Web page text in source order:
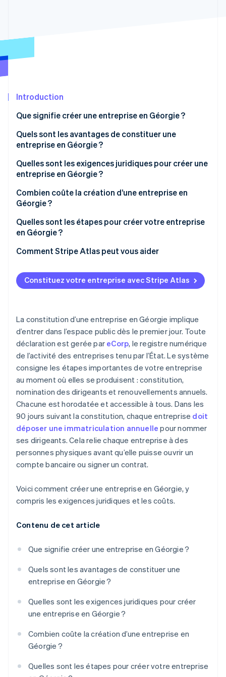
Constitution de start-up
Identity
Stripe Sessions 2026
Découvrez comment Stripe construit l’infrastructure
Introduction
Que signifie créer une entreprise en Géorgie ?
Quels sont les avantages de constituer une
entreprise en Géorgie ?
Quelles sont les exigences juridiques pour créer une
entreprise en Géorgie ?
Dénomination sociale et suffixe
Statuts constitutifs
Agent agréé
Immatriculations initiale et annuelle
Combien coûte la création d’une entreprise en
Géorgie ?
Quelles sont les étapes pour créer votre entreprise
en Géorgie ?
Choisir la structure juridique dont vous avez besoin
Choisir un nom que l’État acceptera
Définir votre agent agréé en Géorgie
Organiser la corporation sur le papier le jour même
Déposer l’immatriculation annuelle initiale
Conserver un statut en règle de manière prévisible
Maintenir l’exactitude du registre public et la
propreté de vos registres internes
Comment Stripe Atlas peut vous aider
S’inscrire sur Atlas
Accepter des paiements et effectuer des
Achat dématérialisé des actions du fondateur
Déclaration fiscale automatique au titre de
l’article 83(b)
Documents juridiques d’entreprise de classe
mondiale
Une année gratuite d’utilisation de Stripe Payments,
plus 50 000 dollars de crédits et de remises chez
nos partenaires
Constituez votre entreprise avec Stripe Atlas
La constitution d’une entreprise en Géorgie implique
d’entrer dans l’espace public dès le premier jour. Toute
déclaration est gerée par eCorp, le registre numérique
de l’activité des entreprises tenu par l’État. Le système
consigne les étapes importantes de votre entreprise
au moment où elles se produisent : constitution,
nomination des dirigeants et renouvellements annuels.
Chacune est horodatée et accessible à tous. Dans les
90 jours suivant la constitution, chaque entreprise doit
déposer une immatriculation annuelle pour nommer
ses dirigeants. Cela relie chaque entreprise à des
personnes physiques avant qu’elle puisse ouvrir un
compte bancaire ou signer un contrat.
Voici comment créer une entreprise en Géorgie, y
compris les exigences juridiques et les coûts.
Contenu de cet article
Que signifie créer une entreprise en Géorgie ?
Quels sont les avantages de constituer une
entreprise en Géorgie ?
Quelles sont les exigences juridiques pour créer
une entreprise en Géorgie ?
Combien coûte la création d’une entreprise en
Géorgie ?
Quelles sont les étapes pour créer votre entreprise